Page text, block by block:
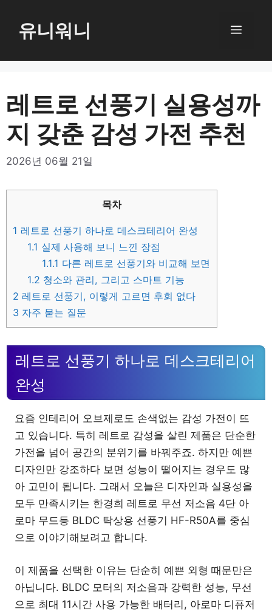
로
너
뛰
기
유니워니 메
레트로 선풍기 실용성까
지 갖춘 감성 가전 추천
2026년 06월 21일
목차
1 레트로 선풍기 하나로 데스크테리어 완성
1.1 실제 사용해 보니 느낀 장점
1.1.1 다른 레트로 선풍기와 비교해 보면
1.2 청소와 관리, 그리고 스마트 기능
2 레트로 선풍기, 이렇게 고르면 후회 없다
3 자주 묻는 질문
레트로 선풍기 하나로 데스크테리어
완성
요즘 인테리어 오브제로도 손색없는 감성 가전이 뜨
고 있습니다. 특히 레트로 감성을 살린 제품은 단순한
가전을 넘어 공간의 분위기를 바꿔주죠. 하지만 예쁜
디자인만 강조하다 보면 성능이 떨어지는 경우도 많
아 고민이 됩니다. 그래서 오늘은 디자인과 실용성을
모두 만족시키는 한경희 레트로 무선 저소음 4단 아
로마 무드등 BLDC 탁상용 선풍기 HF-R50A를 중심
으로 이야기해보려고 합니다.
이 제품을 선택한 이유는 단순히 예쁜 외형 때문만은
아닙니다. BLDC 모터의 저소음과 강력한 성능, 무선
으로 최대 11시간 사용 가능한 배터리, 아로마 디퓨저